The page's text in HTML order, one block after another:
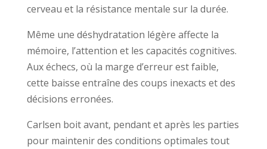
cerveau et la résistance mentale sur la durée.
Même une déshydratation légère affecte la
mémoire, l’attention et les capacités cognitives.
Aux échecs, où la marge d’erreur est faible,
cette baisse entraîne des coups inexacts et des
décisions erronées.
Carlsen boit avant, pendant et après les parties
pour maintenir des conditions optimales tout